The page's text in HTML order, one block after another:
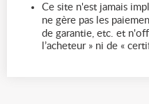
Ce site n'est jamais
ne gère pas les
de garantie, etc. et
l’acheteur » ni de «